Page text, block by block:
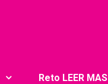
Reto LEER MAS